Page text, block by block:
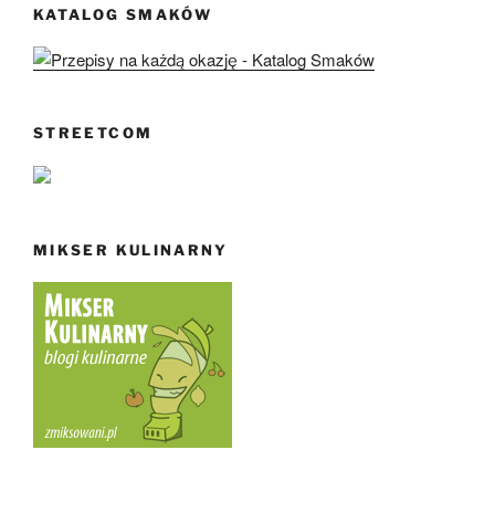
KATALOG SMAKÓW
STREETCOM
MIKSER KULINARNY